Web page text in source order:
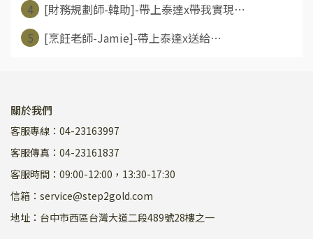
4
[財務規劃師-韓助]-帶上泰達x帶我實現⋯
5
[烹飪老師-Jamie]-帶上泰達x送給⋯
關於我們
客服專線：04-23163997
客服傳真：04-23161837
客服時間：09:00-12:00，13:30-17:30
信箱：service@step2gold.com
地址：台中市西區台灣大道二段489號28樓之一